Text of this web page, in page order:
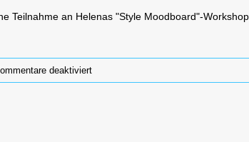
Teilnahme an Helenas "Style Moodboard"-
deaktiviertfür
„Find